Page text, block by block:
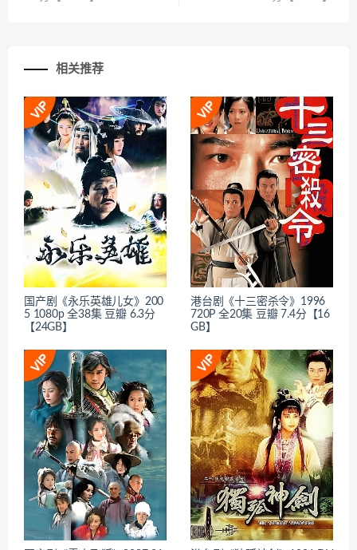
相关推荐
国产剧《永乐英雄儿女》200
5 1080p 全38集 豆瓣 6.3分
【24GB】
港台剧《十三密杀令》1996
720P 全20集 豆瓣 7.4分【16
GB】